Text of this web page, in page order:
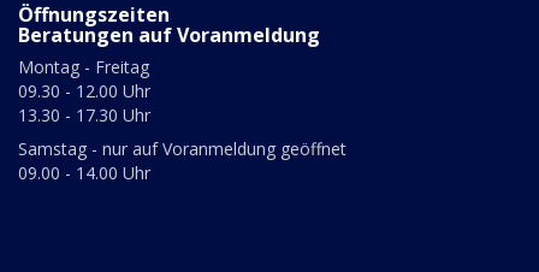
Öffnungszeiten
Beratungen auf Voranmeldung
Montag - Freitag
09.30 - 12.00 Uhr
13.30 - 17.30 Uhr
Samstag - nur auf Voranmeldung geöffnet
09.00 - 14.00 Uhr